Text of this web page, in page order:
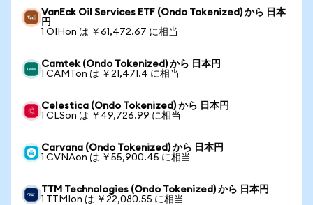
VanEck Oil Services ETF (Ondo Tokenized) から 日本
円
1 OIHon は ￥61,472.67 に相当
Camtek (Ondo Tokenized) から 日本円
1 CAMTon は ￥21,471.4 に相当
Celestica (Ondo Tokenized) から 日本円
1 CLSon は ￥49,726.99 に相当
Carvana (Ondo Tokenized) から 日本円
1 CVNAon は ￥55,900.45 に相当
TTM Technologies (Ondo Tokenized) から 日本円
1 TTMIon は ￥22,080.55 に相当